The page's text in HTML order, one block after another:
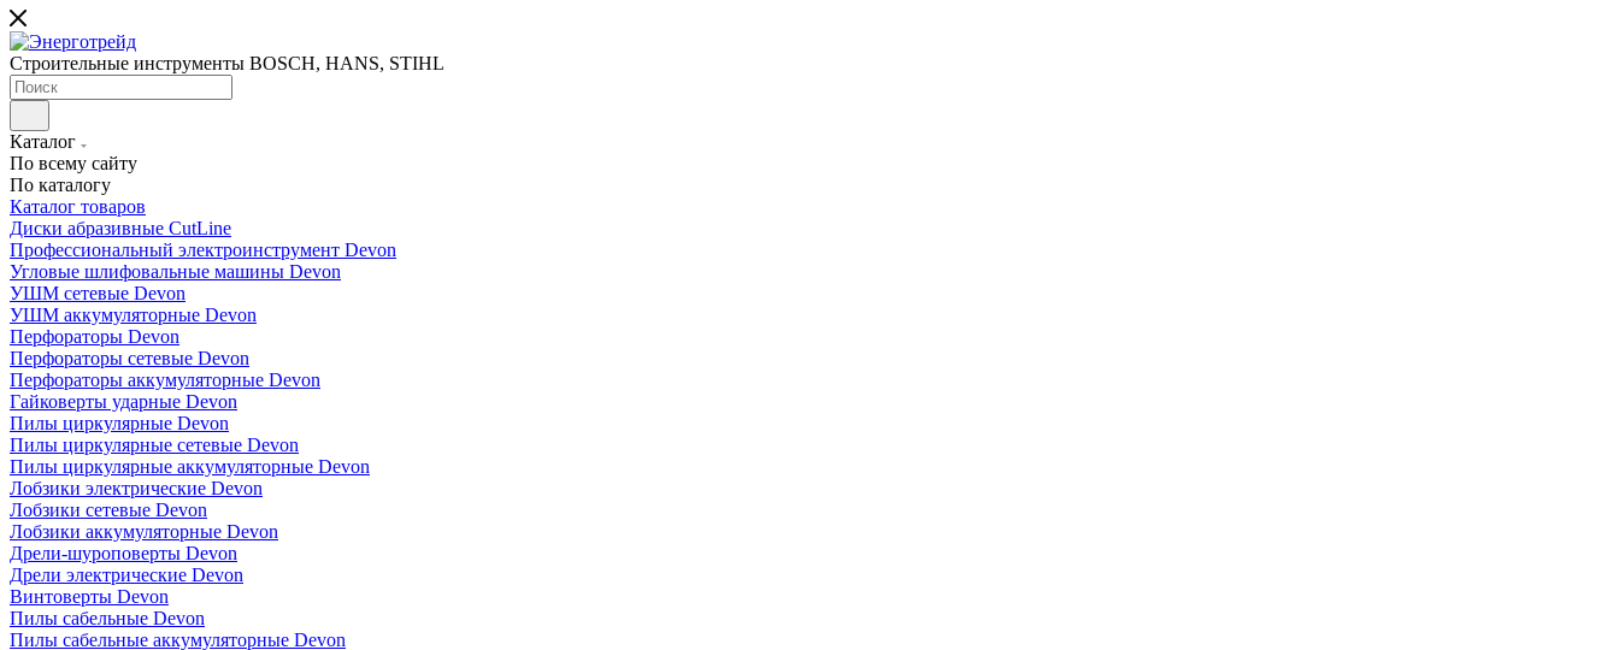
Строительные инструменты BOSCH, HANS, STIHL
Каталог
По всему сайту
По каталогу
Каталог товаров
Диски абразивные CutLine
Профессиональный электроинструмент Devon
Угловые шлифовальные машины Devon
УШМ сетевые Devon
УШМ аккумуляторные Devon
Перфораторы Devon
Перфораторы сетевые Devon
Перфораторы аккумуляторные Devon
Гайковерты ударные Devon
Пилы циркулярные Devon
Пилы циркулярные сетевые Devon
Пилы циркулярные аккумуляторные Devon
Лобзики электрические Devon
Лобзики сетевые Devon
Лобзики аккумуляторные Devon
Дрели-шуроповерты Devon
Дрели электрические Devon
Винтоверты Devon
Пилы сабельные Devon
Пилы сабельные аккумуляторные Devon